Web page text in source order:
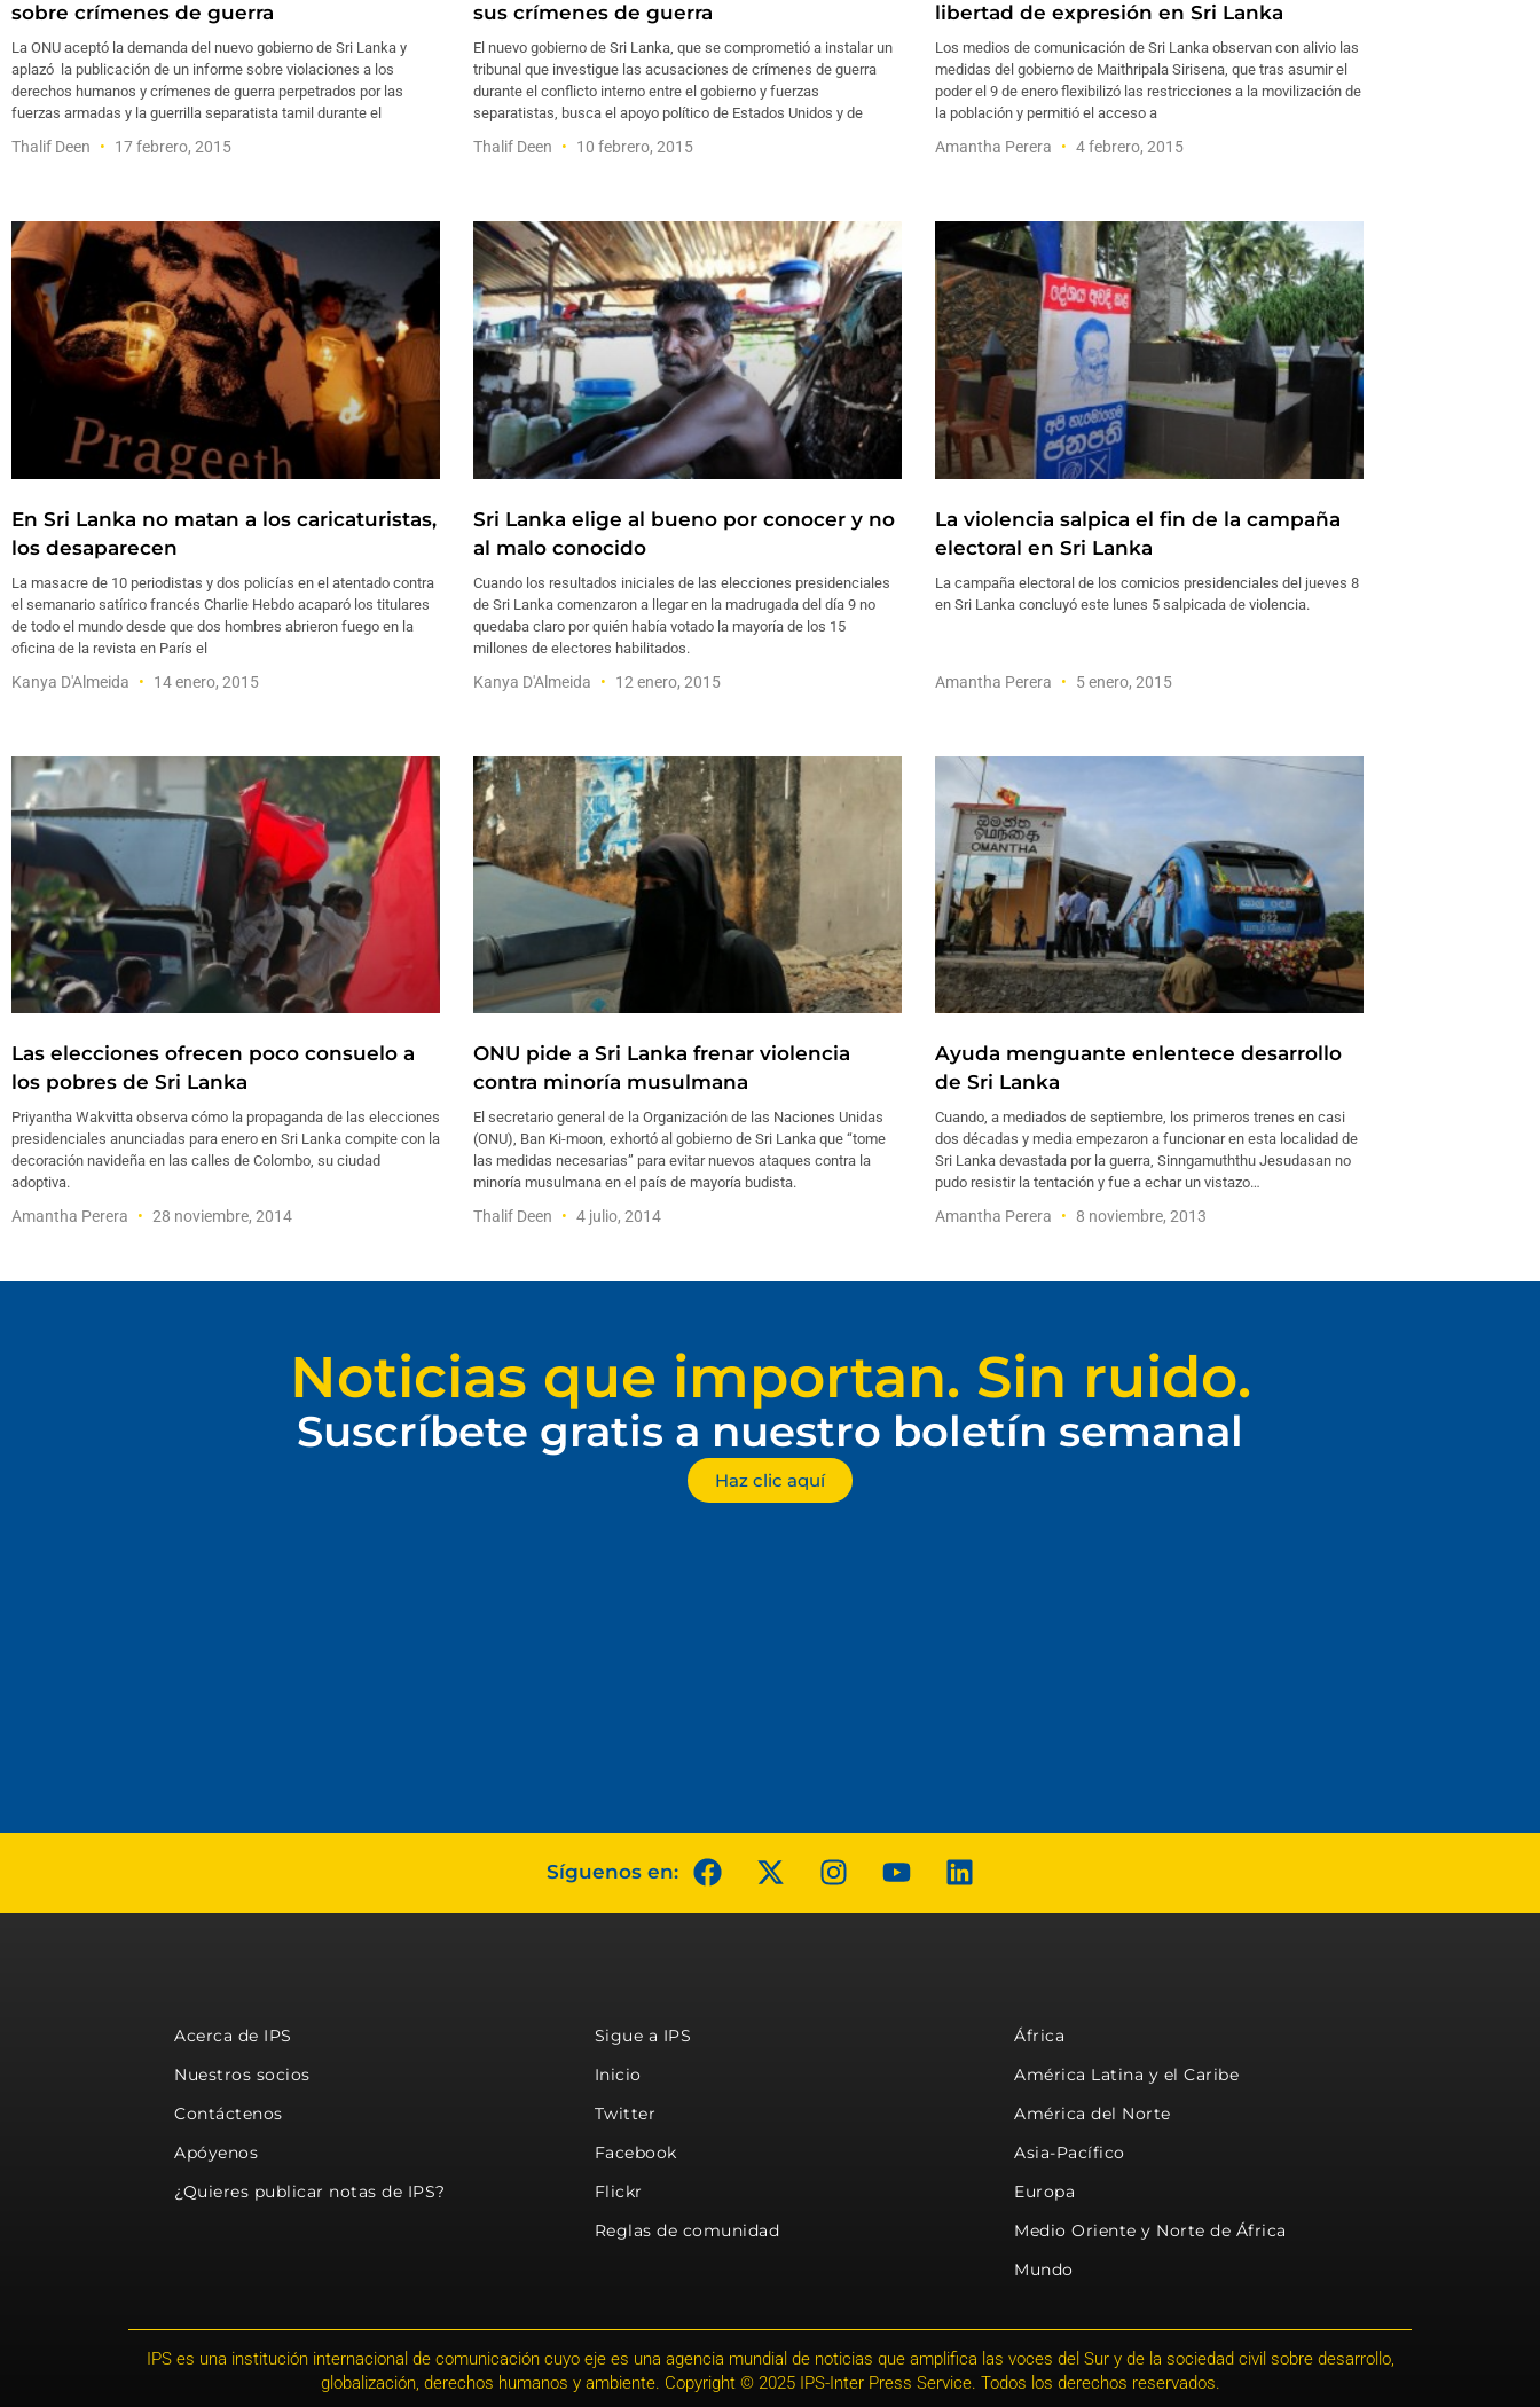
sobre crímenes de guerra
La ONU aceptó la demanda del nuevo gobierno de Sri Lanka y
aplazó la publicación de un informe sobre violaciones a los
derechos humanos y crímenes de guerra perpetrados por las
fuerzas armadas y la guerrilla separatista tamil durante el
Thalif Deen 17 febrero, 2015
sus crímenes de guerra
El nuevo gobierno de Sri Lanka, que se comprometió a instalar un
tribunal que investigue las acusaciones de crímenes de guerra
durante el conflicto interno entre el gobierno y fuerzas
separatistas, busca el apoyo político de Estados Unidos y de
Thalif Deen 10 febrero, 2015
libertad de expresión en Sri Lanka
Los medios de comunicación de Sri Lanka observan con alivio las
medidas del gobierno de Maithripala Sirisena, que tras asumir el
poder el 9 de enero flexibilizó las restricciones a la movilización de
la población y permitió el acceso a
Amantha Perera 4 febrero, 2015
En Sri Lanka no matan a los caricaturistas,
los desaparecen
La masacre de 10 periodistas y dos policías en el atentado contra
el semanario satírico francés Charlie Hebdo acaparó los titulares
de todo el mundo desde que dos hombres abrieron fuego en la
oficina de la revista en París el
Kanya D'Almeida 14 enero, 2015
Sri Lanka elige al bueno por conocer y no
al malo conocido
Cuando los resultados iniciales de las elecciones presidenciales
de Sri Lanka comenzaron a llegar en la madrugada del día 9 no
quedaba claro por quién había votado la mayoría de los 15
millones de electores habilitados.
Kanya D'Almeida 12 enero, 2015
La violencia salpica el fin de la campaña
electoral en Sri Lanka
La campaña electoral de los comicios presidenciales del jueves 8
en Sri Lanka concluyó este lunes 5 salpicada de violencia.
Amantha Perera 5 enero, 2015
Las elecciones ofrecen poco consuelo a
los pobres de Sri Lanka
Priyantha Wakvitta observa cómo la propaganda de las elecciones
presidenciales anunciadas para enero en Sri Lanka compite con la
decoración navideña en las calles de Colombo, su ciudad
adoptiva.
Amantha Perera 28 noviembre, 2014
ONU pide a Sri Lanka frenar violencia
contra minoría musulmana
El secretario general de la Organización de las Naciones Unidas
(ONU), Ban Ki-moon, exhortó al gobierno de Sri Lanka que “tome
las medidas necesarias” para evitar nuevos ataques contra la
minoría musulmana en el país de mayoría budista.
Thalif Deen 4 julio, 2014
Ayuda menguante enlentece desarrollo
de Sri Lanka
Cuando, a mediados de septiembre, los primeros trenes en casi
dos décadas y media empezaron a funcionar en esta localidad de
Sri Lanka devastada por la guerra, Sinngamuththu Jesudasan no
pudo resistir la tentación y fue a echar un vistazo…
Amantha Perera 8 noviembre, 2013
Noticias que importan. Sin ruido.
Suscríbete gratis a nuestro boletín semanal
Haz clic aquí
Síguenos en:
Acerca de IPS
Nuestros socios
Contáctenos
Apóyenos
¿Quieres publicar notas de IPS?
Sigue a IPS
Inicio
Twitter
Facebook
Flickr
Reglas de comunidad
África
América Latina y el Caribe
América del Norte
Asia-Pacífico
Europa
Medio Oriente y Norte de África
Mundo
IPS es una institución internacional de comunicación cuyo eje es una agencia mundial de noticias que amplifica las voces del Sur y de la sociedad civil sobre desarrollo,
globalización, derechos humanos y ambiente. Copyright © 2025 IPS-Inter Press Service. Todos los derechos reservados.